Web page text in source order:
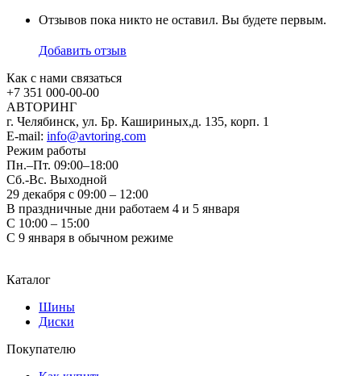
Отзывов пока никто не оставил. Вы будете первым.
Добавить отзыв
Как с нами связаться
+7 351 000-00-00
АВТОРИНГ
г. Челябинск, ул. Бр. Кашириных,д. 135, корп. 1
E-mail: info@avtoring.com
Режим работы
Пн.–Пт. 09:00–18:00
Сб.-Вс. Выходной
29 декабря с 09:00 – 12:00
В праздничные дни работаем 4 и 5 января
С 10:00 – 15:00
С 9 января в обычном режиме
Каталог
Шины
Диски
Покупателю